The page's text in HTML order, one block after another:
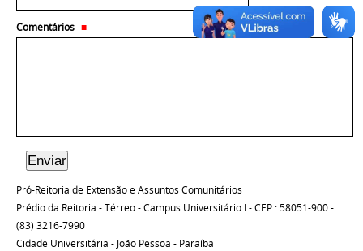
Comentários
Pró-Reitoria de Extensão e Assuntos Comunitários
Prédio da Reitoria - Térreo - Campus Universitário I - CEP.: 58051-900 -
(83) 3216-7990
Cidade Universitária - João Pessoa - Paraíba